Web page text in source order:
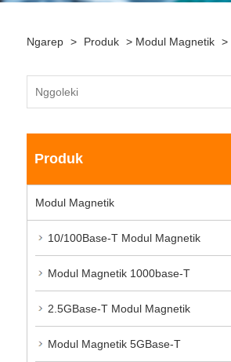
Ngarep > Produk > Modul Magnetik >
Produk
Modul Magnetik
10/100Base-T Modul Magnetik
Modul Magnetik 1000base-T
2.5GBase-T Modul Magnetik
Modul Magnetik 5GBase-T